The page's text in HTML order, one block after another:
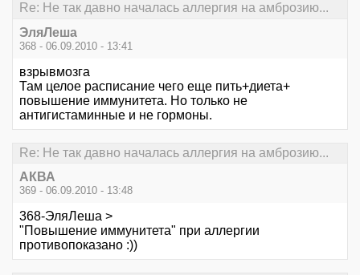
Re: Не так давно началась аллергия на амброзию...
ЭляЛеша
368 - 06.09.2010 - 13:41
взрывмозга
Там целое расписание чего еще пить+диета+
повышение иммунитета. Но только не
антигистаминные и не гормоны.
Re: Не так давно началась аллергия на амброзию...
АКВА
369 - 06.09.2010 - 13:48
368-ЭляЛеша >
"Повышение иммунитета" при аллергии
противопоказано :))